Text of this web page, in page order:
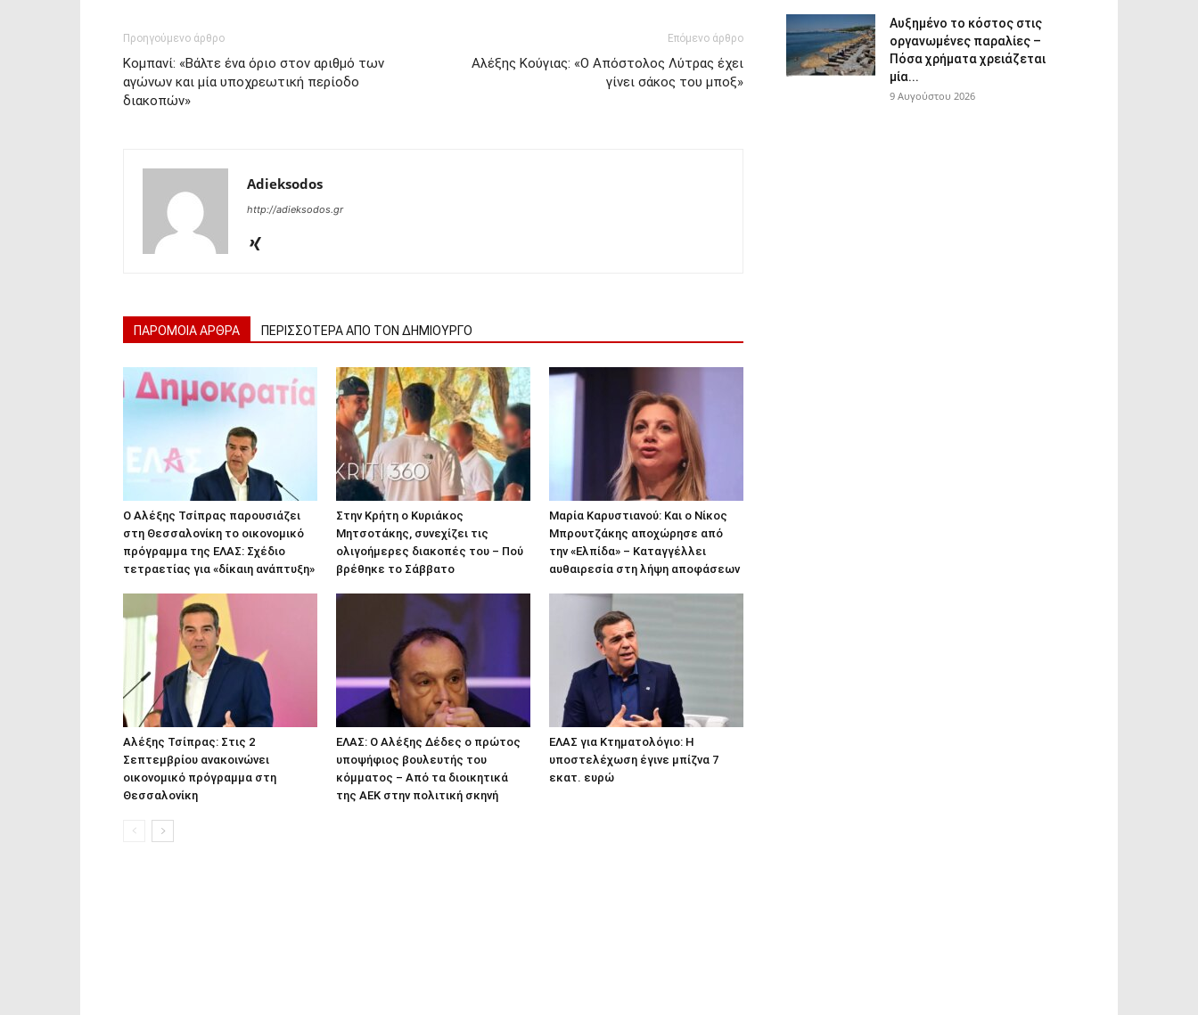
Προηγούμενο άρθρο
Κομπανί: «Βάλτε ένα όριο στον αριθμό των
αγώνων και μία υποχρεωτική περίοδο
διακοπών»
Επόμενο άρθρο
Αλέξης Κούγιας: «Ο Απόστολος Λύτρας έχει
γίνει σάκος του μποξ»
Adieksodos
http://adieksodos.gr
ΠΑΡΟΜΟΙΑ ΑΡΘΡΑ ΠΕΡΙΣΣΟΤΕΡΑ ΑΠΟ ΤΟΝ ΔΗΜΙΟΥΡΓΟ
Ο Αλέξης Τσίπρας παρουσιάζει
στη Θεσσαλονίκη το οικονομικό
πρόγραμμα της ΕΛΑΣ: Σχέδιο
τετραετίας για «δίκαιη ανάπτυξη»
Στην Κρήτη ο Κυριάκος
Μητσοτάκης, συνεχίζει τις
ολιγοήμερες διακοπές του – Πού
βρέθηκε το Σάββατο
Μαρία Καρυστιανού: Και ο Νίκος
Μπρουτζάκης αποχώρησε από
την «Ελπίδα» – Καταγγέλλει
αυθαιρεσία στη λήψη αποφάσεων
Αλέξης Τσίπρας: Στις 2
Σεπτεμβρίου ανακοινώνει
οικονομικό πρόγραμμα στη
Θεσσαλονίκη
ΕΛΑΣ: Ο Αλέξης Δέδες ο πρώτος
υποψήφιος βουλευτής του
κόμματος – Από τα διοικητικά
της ΑΕΚ στην πολιτική σκηνή
ΕΛΑΣ για Κτηματολόγιο: Η
υποστελέχωση έγινε μπίζνα 7
εκατ. ευρώ
Αυξημένο το κόστος στις
οργανωμένες παραλίες –
Πόσα χρήματα χρειάζεται
μία...
9 Αυγούστου 2026